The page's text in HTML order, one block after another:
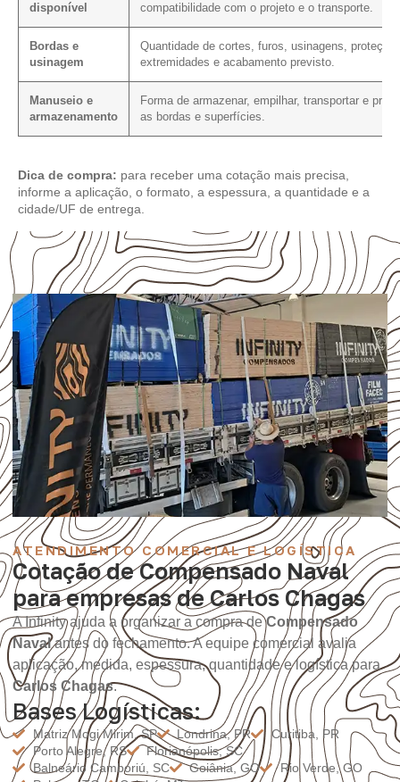
disponível
compatibilidade com o projeto e o transporte.
Bordas e
usinagem
Quantidade de cortes, furos, usinagens, proteção
extremidades e acabamento previsto.
Manuseio e
armazenamento
Forma de armazenar, empilhar, transportar e
as bordas e superfícies.
Dica de compra: para receber uma cotação mais precisa,
informe a aplicação, o formato, a espessura, a quantidade e a
cidade/UF de entrega.
ATENDIMENTO COMERCIAL E LOGÍSTICA
Cotação de Compensado Naval
para empresas de Carlos Chagas
A Infinity ajuda a organizar a compra deCompensado
Navalantes do fechamento. A equipe comercial avalia
aplicação, medida, espessura, quantidade e logística para
Carlos Chagas.
Bases Logísticas:
Matriz Mogi Mirim, SP Londrina, PR
Curitiba, PR
Porto Alegre, RS
Florianópolis, SC
Balneário Camboriú, SC
Goiânia, GO
Rio Verde, GO